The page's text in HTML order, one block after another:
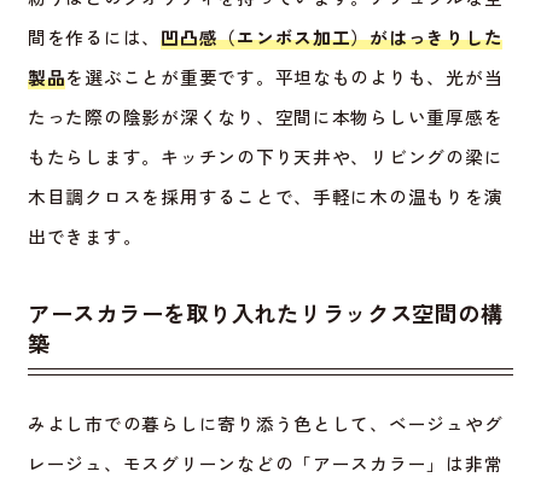
間を作るには、凹凸感（エンボス加工）がはっきりした
製品を選ぶことが重要です。平坦なものよりも、光が当
たった際の陰影が深くなり、空間に本物らしい重厚感を
もたらします。キッチンの下り天井や、リビングの梁に
木目調クロスを採用することで、手軽に木の温もりを演
出できます。
アースカラーを取り入れたリラックス空間の構
築
みよし市での暮らしに寄り添う色として、ベージュやグ
レージュ、モスグリーンなどの「アースカラー」は非常